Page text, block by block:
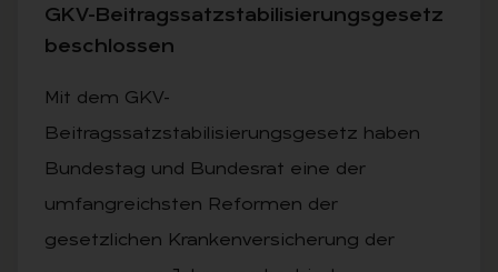
GKV-Bei­trags­satz­sta­bi­li­sie­rungs­ge­setz
be­schlos­sen
Mit dem GKV-
Beitragssatzstabilisierungsgesetz haben
Bundestag und Bundesrat eine der
umfangreichsten Reformen der
gesetzlichen Krankenversicherung der